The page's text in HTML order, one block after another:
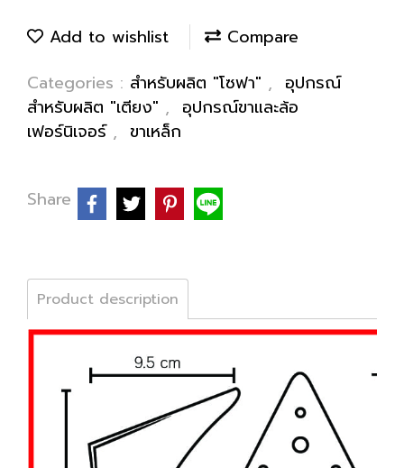
Add to wishlist
Compare
Categories : สำหรับผลิต "โซฟา" , อุปกรณ์
สำหรับผลิต "เตียง" , อุปกรณ์ขาและล้อ
เฟอร์นิเจอร์ , ขาเหล็ก
Share
Product description